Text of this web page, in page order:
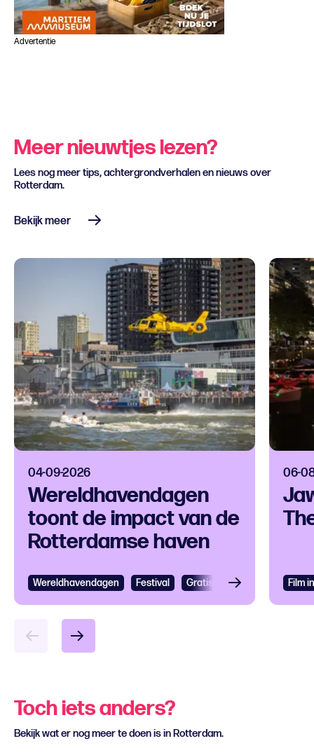
Advertentie
Meer nieuwtjes lezen?
Lees nog meer tips, achtergrondverhalen en nieuws over
Rotterdam.
Bekijk meer
04-09-2026
Wereldhavendagen
toont de impact van de
Rotterdamse haven
Wereldhavendagen Festival Gratis Festival
06-
Film
Bekijken
Toch iets anders?
Bekijk wat er nog meer te doen is in Rotterdam.